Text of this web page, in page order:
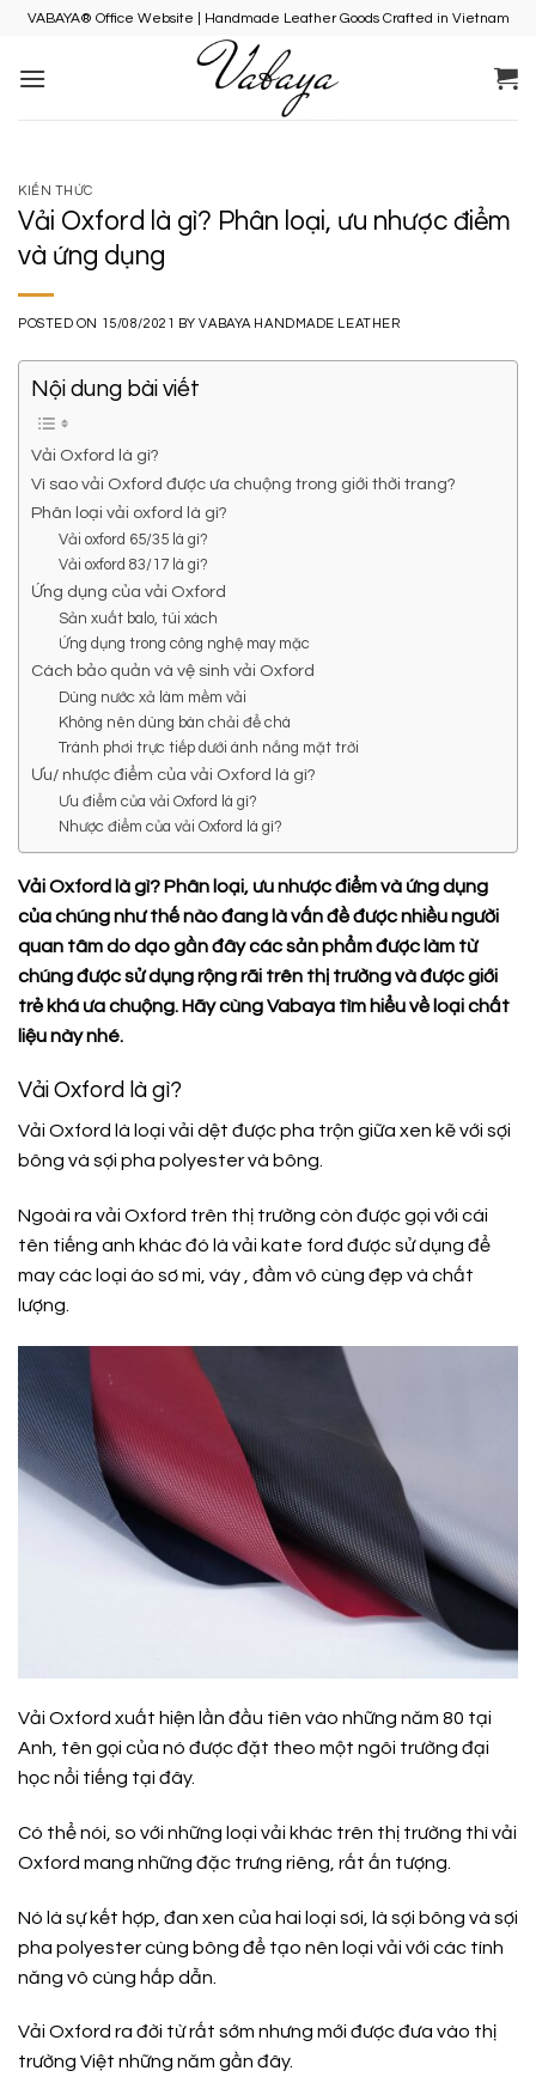
Skip
content
VABAYA® Office Website | Handmade Leather Goods Crafted in Vietnam
KIẾN THỨC
Vải Oxford là gì? Phân loại, ưu nhược điểm
và ứng dụng
POSTED ON 15/08/2021 BYVABAYA HANDMADE LEATHER
Nội dung bài viết
Vải Oxford là gì?
Vì sao vải Oxford được ưa chuộng trong giới thời trang?
Phân loại vải oxford là gì?
Vải oxford 65/35 là gì?
Vải oxford 83/17 là gì?
Ứng dụng của vải Oxford
Sản xuất balo, túi xách
Ứng dụng trong công nghệ may mặc
Cách bảo quản và vệ sinh vải Oxford
Dùng nước xả làm mềm vải
Không nên dùng bàn chải để chà
Tránh phơi trực tiếp dưới ánh nắng mặt trời
Ưu/ nhược điểm của vải Oxford là gì?
Ưu điểm của vải Oxford là gì?
Nhược điểm của vải Oxford là gì?
Vải Oxford là gì? Phân loại, ưu nhược điểm và ứng dụng
của chúng như thế nào đang là vấn đề được nhiều người
quan tâm do dạo gần đây các sản phẩm được làm từ
chúng được sử dụng rộng rãi trên thị trường và được giới
trẻ khá ưa chuộng. Hãy cùng Vabaya tìm hiểu về loại chất
liệu này nhé.
Vải Oxford là gì?
Vải Oxford là loại vải dệt được pha trộn giữa xen kẽ với sợi
bông và sợi pha polyester và bông.
Ngoài ra vải Oxford trên thị trường còn được gọi với cái
tên tiếng anh khác đó là vải kate ford được sử dụng để
may các loại áo sơ mi, váy , đầm vô cùng đẹp và chất
lượng.
Vải Oxford xuất hiện lần đầu tiên vào những năm 80 tại
Anh, tên gọi của nó được đặt theo một ngôi trường đại
học nổi tiếng tại đây.
Có thể nói, so với những loại vải khác trên thị trường thì vải
Oxford mang những đặc trưng riêng, rất ấn tượng.
Nó là sự kết hợp, đan xen của hai loại sơi, là sợi bông và sợi
pha polyester cùng bông để tạo nên loại vải với các tính
năng vô cùng hấp dẫn.
Vải Oxford ra đời từ rất sớm nhưng mới được đưa vào thị
trường Việt những năm gần đây.